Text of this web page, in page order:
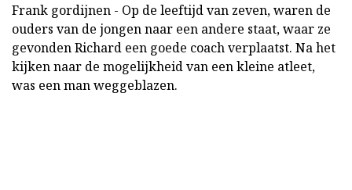
Frank gordijnen - Op de leeftijd van zeven, waren de
ouders van de jongen naar een andere staat, waar ze
gevonden Richard een goede coach verplaatst. Na het
kijken naar de mogelijkheid van een kleine atleet,
was een man weggeblazen.